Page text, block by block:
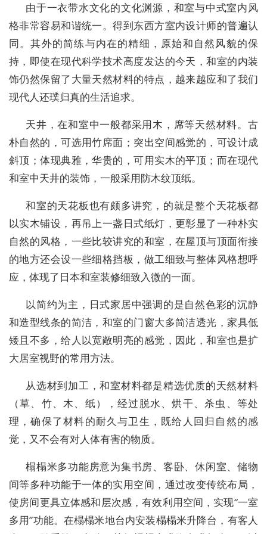
由于一衣带水文化的文化渊源，和室与中式室内风
格非常容易和谐统一。得到东西方室内设计师的普遍认
同。其外的简练与内在的精细，原始和自然风貌的保
持，即使在现代科学技术高度发达的今天，和室的内装
饰仍然保留了大量天然材料的特点，越来越应和了我们
现代人还璞归真的生活追求。
天井，在和室中一般都采用木，席等天然材料。古
朴自然的，可选用竹席面；突出空间感觉的，可设计成
斜顶；体现典雅，华贵的，可用实木的平顶；而在现代
和室中天井的装饰，一般采用防木纹顶纸。
和室的天花板也有颇多讲究，的就是整个天花板都
以实木铺设，再吊上一盏日式纸灯，更彰显了一种朴实
自然的风格，一些比较讲究的和室，在屋顶与顶面衔接
的地方还会设一些细格挡板，做工细致与整体风格想呼
应，体现了日本和室装修细致入微的一面。
以简约为主，日式家居中强调的是自然色彩的沉静
和造型线条的简洁，和室的门窗大多简洁透光，家具低
矮且不多，给人以宽敞明亮的感觉，因此，和室也是扩
大居室视野的常用方法。
从选材到加工，和室材料都是精选优质的天然材料
（草、竹、木、纸），经过脱水、烘干、杀虫、等处
理，确保了材料的耐久与卫生，既给人回归自然的感
觉，又不会有对人体有害的物质。
榻榻米多功能房意为集书房、客卧、休闲室、储物
间等多种功能于一体的实用空间，通过改变传统布局，
使房间更具立体感和层次感，有效利用空间，实现“一室
多用”功能。在榻榻米地台内安装榻榻米升降台，有客人